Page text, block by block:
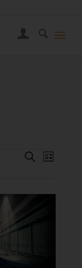
Suche
Liste